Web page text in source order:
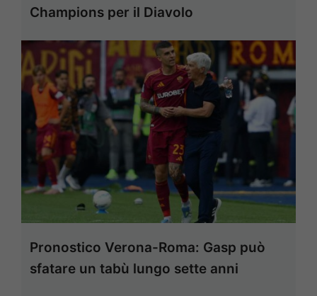
Champions per il Diavolo
Pronostico Verona-Roma: Gasp può
sfatare un tabù lungo sette anni